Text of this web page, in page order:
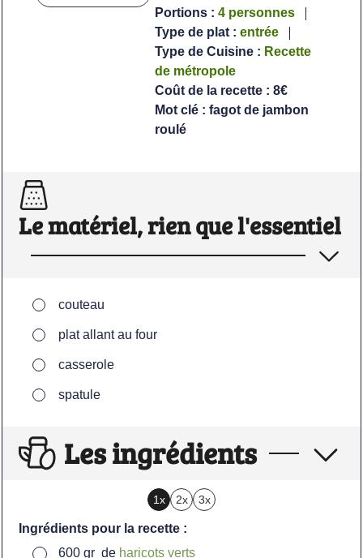
Portions :4 personnes
Type de plat :entrée
Type de Cuisine : Recette
de métropole
Coût de la recette :8€
Mot clé :fagot de jambon
roulé
Le matériel, rien que l'essentiel
▢
couteau
▢
plat allant au four
▢
casserole
▢
spatule
Les ingrédients
1x 2x 3x
Ingrédients pour la recette :
▢
600 gr de haricots verts